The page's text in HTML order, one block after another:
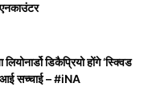
डिकैप्रियो होंगे ‘स्क्विड
आई सच्चाई – #iNA